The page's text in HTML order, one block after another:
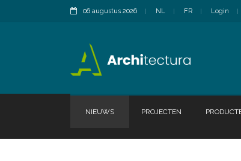
06 augustus 2026 NL FR Login
NIEUWS PROJECTEN